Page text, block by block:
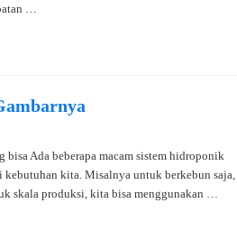
…
Ada beberapa macam sistem hidroponik
kebutuhan kita. Misalnya untuk berkebun saja,
skala produksi, kita bisa menggunakan …